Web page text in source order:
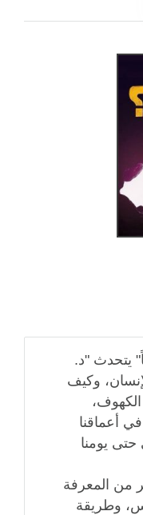
يتحدث "د.
وكيف
أعماقنا
حتى يومنا
من المعرفة
وطريقة